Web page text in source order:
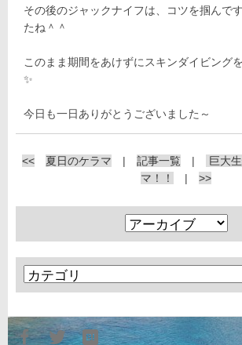
その後のジャックナイフは、コツを掴んで
たね＾＾
このまま期間をあけずにスキンダイビング
✨
今日も一日ありがとうございました～
<< 夏日のケラマ | 記事一覧 |
巨大
マ！！
| >>